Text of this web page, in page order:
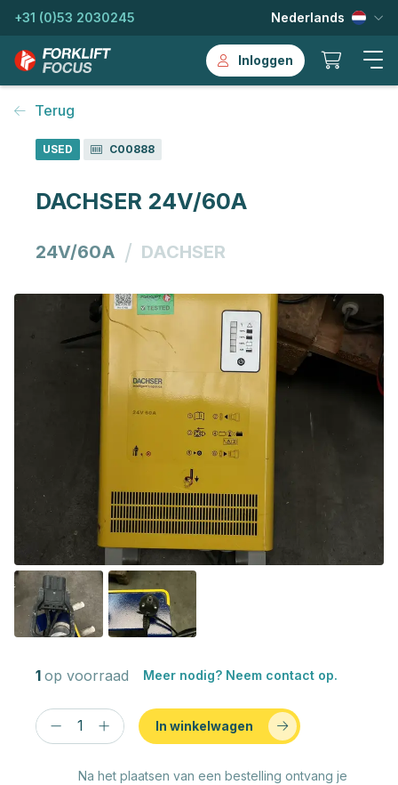
+31 (0)53 2030245 Nederlands
Inloggen
Terug
USED C00888
DACHSER 24V/60A
24V/60A / DACHSER
1 op voorraad Meer nodig? Neem contact op.
In winkelwagen
Na het plaatsen van een bestelling ontvang je